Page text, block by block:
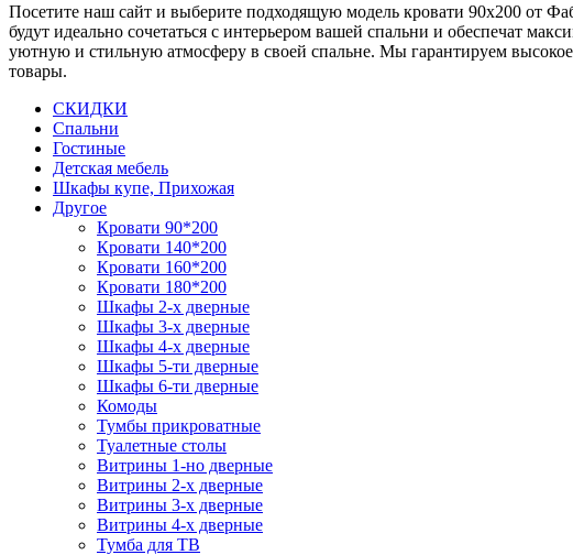
Посетите наш сайт и выберите подходящую модель кровати 90х200 от
будут идеально сочетаться с интерьером вашей спальни и обеспечат
уютную и стильную атмосферу в своей спальне. Мы гарантируем
товары.
СКИДКИ
Спальни
Гостиные
Детская мебель
Шкафы купе, Прихожая
Другое
Кровати 90*200
Кровати 140*200
Кровати 160*200
Кровати 180*200
Шкафы 2-х дверные
Шкафы 3-х дверные
Шкафы 4-х дверные
Шкафы 5-ти дверные
Шкафы 6-ти дверные
Комоды
Тумбы прикроватные
Туалетные столы
Витрины 1-но дверные
Витрины 2-х дверные
Витрины 3-х дверные
Витрины 4-х дверные
Тумба для ТВ